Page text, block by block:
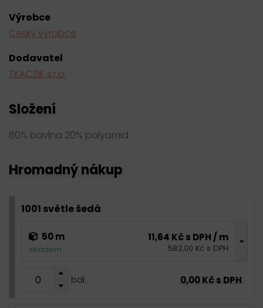
Výrobce
Český výrobce
Dodavatel
TKACZIK s.r.o.
Složení
80% bavlna 20% polyamid
Hromadný nákup
1001 světle šedá
50 m
skladem
11,64 Kč s DPH / m
582,00 Kč s DPH
bal. 0,00 Kč s DPH